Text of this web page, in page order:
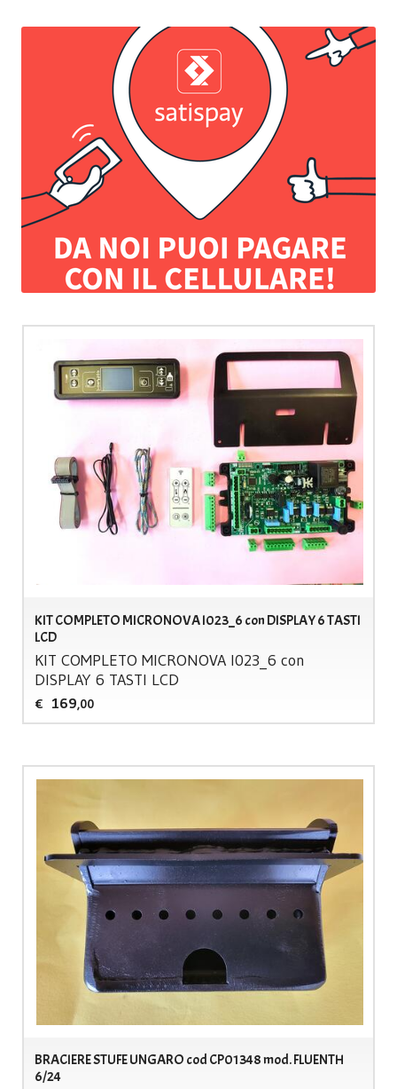
KIT COMPLETO MICRONOVA I023_6 con DISPLAY 6 TASTI
LCD
KIT COMPLETO MICRONOVAI023_6 con
DISPLAY6 TASTI LCD
€ 169,00
BRACIERE STUFE UNGARO cod CP01348 mod. FLUENTH
6/24